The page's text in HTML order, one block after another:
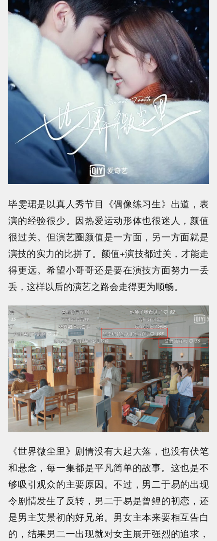
毕雯珺是以真人秀节目《偶像练习生》出道，表
演的经验很少。因热爱运动形体也很迷人，颜值
很过关。但演艺圈颜值是一方面，另一方面就是
演技的实力的比拼了。颜值+演技都过关，才能走
得更远。希望小哥哥还是要在演技方面努力一丢
丢，这样以后的演艺之路会走得更为顺畅。
《世界微尘里》剧情没有大起大落，也没有伏笔
和悬念，每一集都是平凡简单的故事。这也是不
够吸引观众的主要原因。不过，男二于易的出现
令剧情发生了反转，男二于易是曾鲤的初恋，还
是男主艾景初的好兄弟。男女主本来要相互告白
的，结果男二一出现就对女主展开强烈的追求，